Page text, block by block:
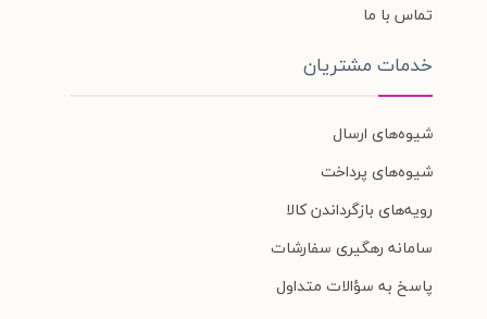
تماس با ما
خدمات مشتریان
شیوه‌های ارسال
شیوه‌های پرداخت
رویه‌های بازگرداندن کالا
سامانه رهگیری سفارشات
پاسخ به سؤالات متداول